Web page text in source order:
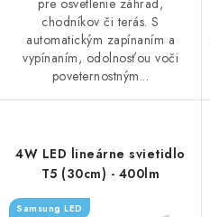
chodníkov či terás. S
automatickým zapínaním a
vypínaním, odolnosťou voči
poveternostným...
4W LED lineárne svietidlo
T5 (30cm) - 400lm
Samsung LED